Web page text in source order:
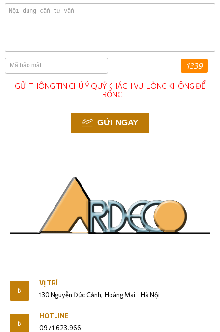
1339
GỬI THÔNG TIN CHÚ Ý QUÝ KHÁCH VUI LÒNG KHÔNG ĐỂ
TRỐNG
GỬI NGAY
VỊ TRÍ
130 Nguyễn Đức Cảnh, Hoàng Mai – Hà Nội
HOTLINE
0971.623.966